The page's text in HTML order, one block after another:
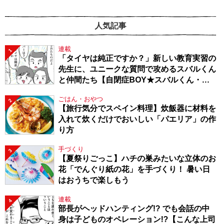
人気記事
1 連載
「タイヤは純正ですか？」新しい教育実習の
先生に、ユニークな質問で攻めるスバルくん
と仲間たち【自閉症BOY★スバルくん・
2 ごはん・おやつ
【旅行気分でスペイン料理】炊飯器に材料を
入れて炊くだけでおいしい「パエリア」の作
り方
3 手づくり
【夏祭りごっこ】ハチの巣みたいな立体のお
花「でんぐり紙の花」を手づくり！ 暑い日
はおうちで楽しもう
4 連載
部長がヘッドハンティング!? でも会話の中
身は子どものオペレーション!?【こんな上司